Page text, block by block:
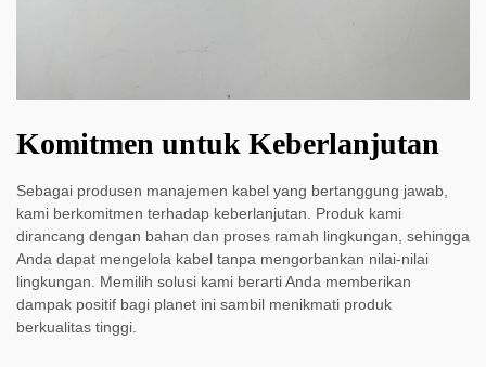
Komitmen untuk Keberlanjutan
Sebagai produsen manajemen kabel yang bertanggung jawab,
kami berkomitmen terhadap keberlanjutan. Produk kami
dirancang dengan bahan dan proses ramah lingkungan, sehingga
Anda dapat mengelola kabel tanpa mengorbankan nilai-nilai
lingkungan. Memilih solusi kami berarti Anda memberikan
dampak positif bagi planet ini sambil menikmati produk
berkualitas tinggi.